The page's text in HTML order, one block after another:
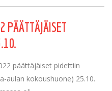
PÄÄTTÄJÄISET
päättäjäiset pidettiin
aulan kokoushuone) 25.10.